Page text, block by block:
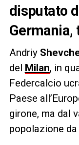
disputato
Germania,
Andriy
del Milan, in
Federcalcio
Paese
girone, ma dal
popolazione da